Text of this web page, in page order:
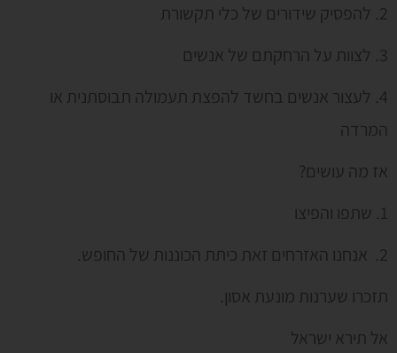
2. להפסיק שידורים של כלי תקשורת
3. לצוות על הרחקתם של אנשים
4. לעצור אנשים בחשד להפצת תעמולה תבוסתנית או
המרדה
אז מה עושים?
1. שתפו והפיצו
2. אנחנו האזרחים זאת כיתת הכוננות של החופש.
תזכרו שערנות מונעת אסון.
אל תירא ישראל